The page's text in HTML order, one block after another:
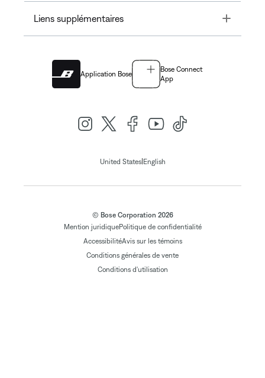
Liens supplémentaires Toggle
Application Bose
Bose Connect
App
United States| English
© Bose Corporation 2026
Mention juridiquePolitique de confidentialité
AccessibilitéAvis sur les témoins
Conditions générales de vente
Conditions d'utilisation